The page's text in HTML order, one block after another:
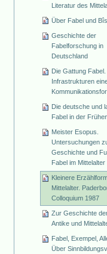
Literatur des
Über Fabel und
Geschichte der
Fabelforschung in
Deutschland
Die Gattung Fabel.
Infrastrukturen
Die deutsche und
Fabel in der
Meister Esopus.
Untersuchungen
Geschichte und
Fabel im Mittelalter
Kleinere
Mittelalter.
Colloquium 1987
Zur Geschichte
Antike und
Fabel, Exempel,
Über